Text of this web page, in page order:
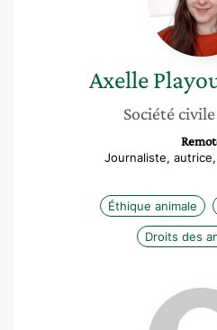
Axelle
Société civile
Journaliste,
Éthique animale
Droits des